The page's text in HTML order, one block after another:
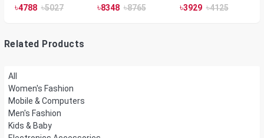
Highlighters
৳4788 ৳5027
Balm
৳8348 ৳8765
Fermented Arnica
৳3929 ৳4125
Related Products
All
Women's Fashion
Mobile & Computers
Men's Fashion
Kids & Baby